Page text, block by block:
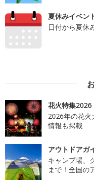
夏休みイベン
日付から夏休
花火特集2026
2026年の花火
情報も掲載
アウトドアガ
キャンプ場、
まで！全国の